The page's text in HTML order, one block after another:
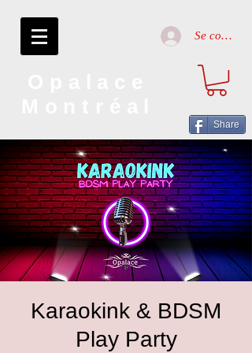
Se connecter
Share
Karaokink & BDSM
Play Party